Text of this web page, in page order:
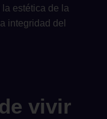
estética de la
integridad del
vivir